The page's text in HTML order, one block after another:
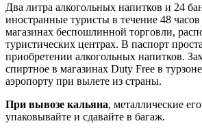
Два литра алкогольных напитков и 24
иностранные туристы в течение 48
магазинах беспошлинной торговли,
туристических центрах. В паспорт
приобретении алкогольных напитков.
спиртное в магазинах Duty Free в
аэропорту при вылете из страны.
При вывозе кальяна, металлические
упаковывайте и сдавайте в багаж.